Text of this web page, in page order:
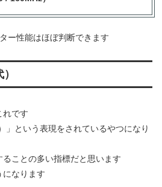
ー性能はほぼ判断できます
れです
」という表現をされているやつになり
ことの多い指標だと思います
になります